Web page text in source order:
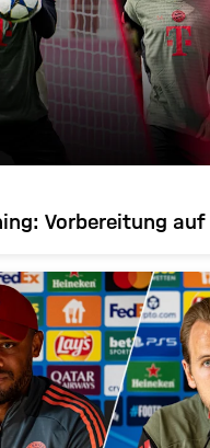
Vorbereitung auf